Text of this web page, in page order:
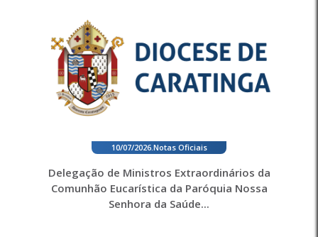
10/07/2026. Notas Oficiais
Delegação de Ministros Extraordinários da
Comunhão Eucarística da Paróquia Nossa
Senhora da Saúde...